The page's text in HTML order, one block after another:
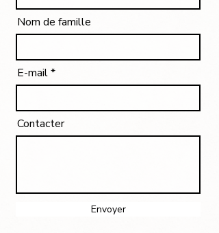
Nom de famille
E-mail
Contacter
Envoyer